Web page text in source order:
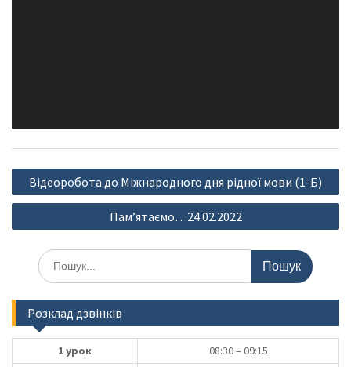
Навігація
записів
Відеоробота до Міжнародного дня рідної мови (1-Б)
Пам’ятаємо…24.02.2022
Шукати:
Розклад дзвінків
1 урок
08:30 – 09:15